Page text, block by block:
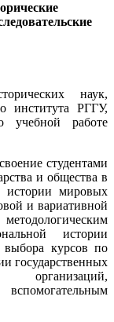
наук,
института РГГУ,
учебной работе
студентами
и общества в
истории мировых
и вариативной
истории
выбора курсов по
государственных